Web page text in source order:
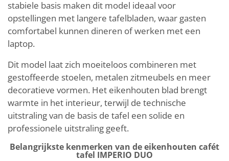
stabiele basis maken dit model ideaal voor
opstellingen met langere tafelbladen, waar gasten
comfortabel kunnen dineren of werken met een
laptop.
Dit model laat zich moeiteloos combineren met
gestoffeerde stoelen, metalen zitmeubels en meer
decoratieve vormen. Het eikenhouten blad brengt
warmte in het interieur, terwijl de technische
uitstraling van de basis de tafel een solide en
professionele uitstraling geeft.
Belangrijkste kenmerken van de eikenhouten cafét
tafel IMPERIO DUO